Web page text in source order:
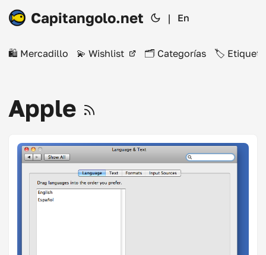
Capitangolo.net | En
🛍️ Mercadillo 💫 Wishlist 🗂️ Categorías 🏷️
Apple